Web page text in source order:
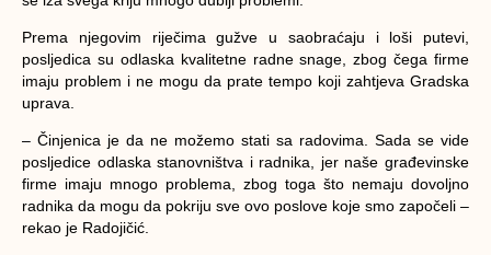
Prema njegovim riječima gužve u saobraćaju i loši putevi,
posljedica su odlaska kvalitetne radne snage, zbog čega firme
imaju problem i ne mogu da prate tempo koji zahtjeva Gradska
uprava.
– Činjenica je da ne možemo stati sa radovima. Sada se vide
posljedice odlaska stanovništva i radnika, jer naše građevinske
firme imaju mnogo problema, zbog toga što nemaju dovoljno
radnika da mogu da pokriju sve ovo poslove koje smo započeli –
rekao je Radojičić.